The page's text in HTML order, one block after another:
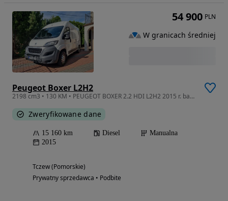
Peugeot Boxer L2H2
2198 cm3 • 130 KM • PEUGEOT BOXER 2.2 HDI L2H2 2015 r. bardzo niski przebieg! Faktura VAT!
Zweryfikowane dane
15 160 km Diesel
Manualna
2015
Tczew (Pomorskie)
Prywatny sprzedawca • Podbite
54 900 PLN
W granicach średniej